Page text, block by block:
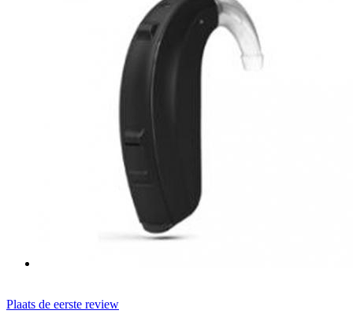
Plaats de eerste review